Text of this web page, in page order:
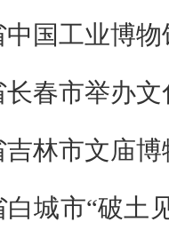
中国工业博
长春市举办
吉林市文庙
白城市“破土